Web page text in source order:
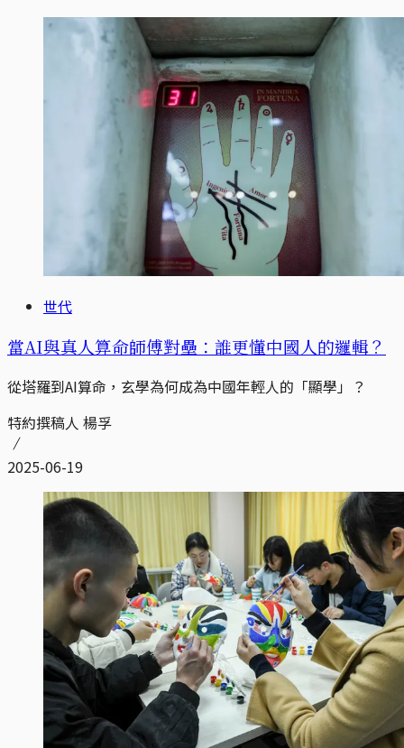
世代
當AI與真人算命師傅對壘：誰更懂中國人的邏輯？
從塔羅到AI算命，玄學為何成為中國年輕人的「顯學」？
特約撰稿人 楊孚
2025-06-19